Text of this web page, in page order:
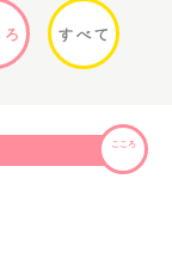
ろ すべて
こころ